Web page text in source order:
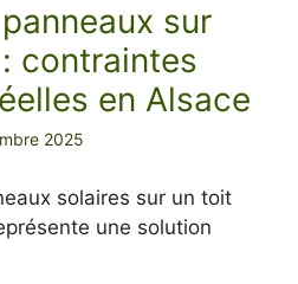
sur
contraintes
en Alsace
2025
solaires sur un toit
une solution